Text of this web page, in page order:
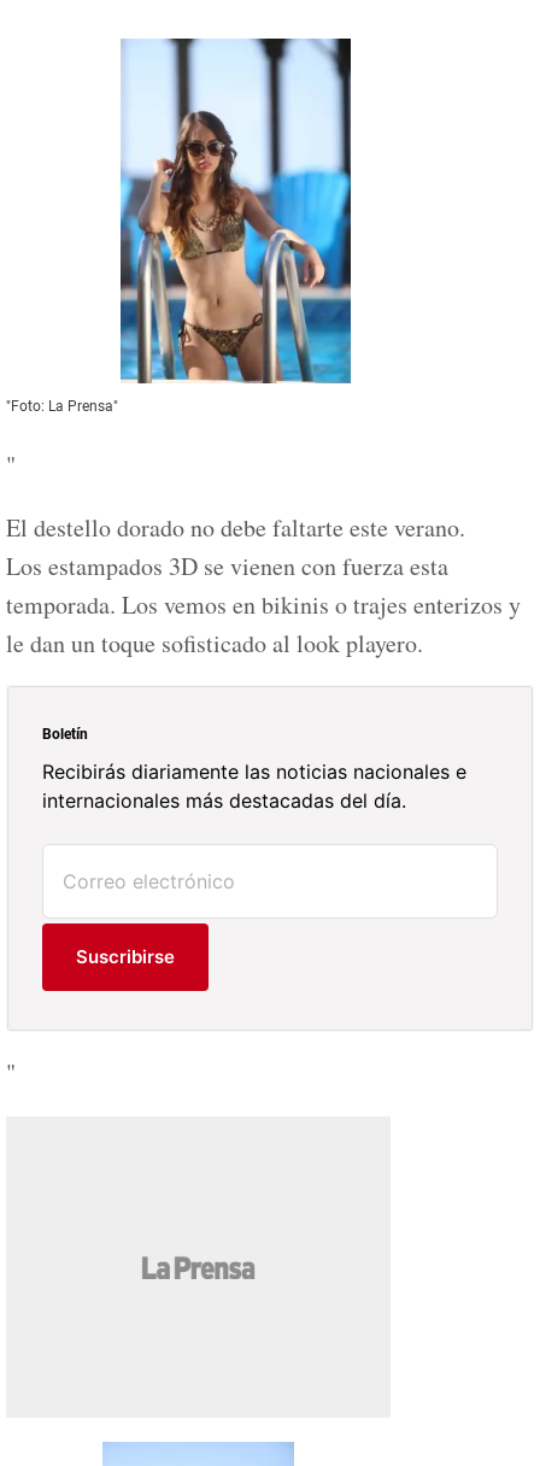
"Foto: La Prensa"
"
El destello dorado no debe faltarte este verano.
Los estampados 3D se vienen con fuerza esta
temporada. Los vemos en bikinis o trajes enterizos y
le dan un toque sofisticado al look playero.
Boletín
Recibirás diariamente las noticias nacionales e
internacionales más destacadas del día.
Suscribirse
"